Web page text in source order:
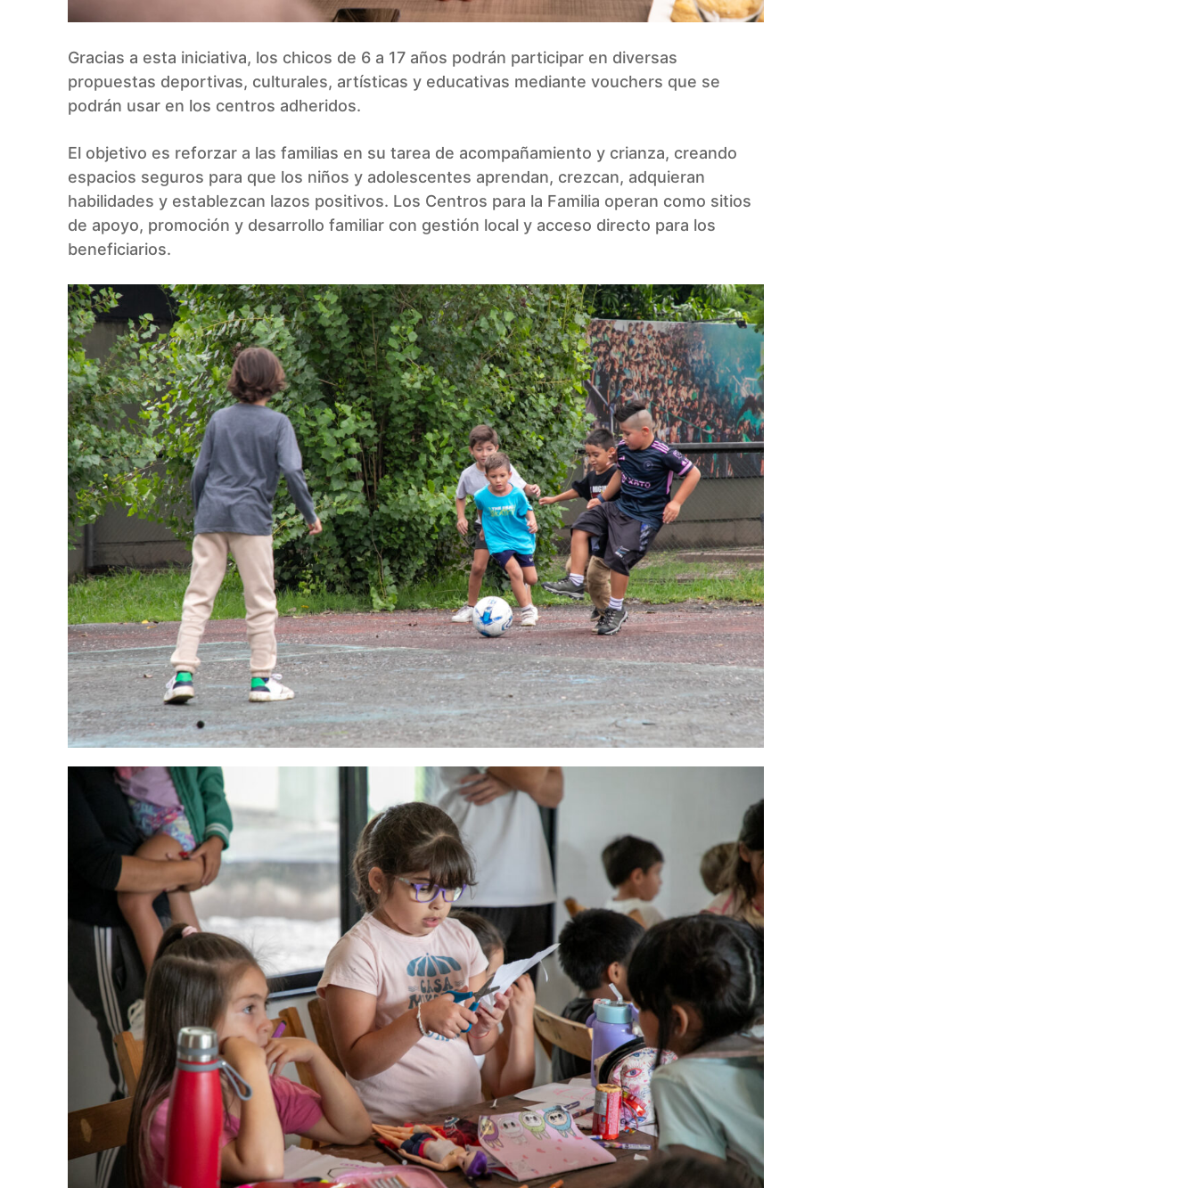
Gracias a esta iniciativa, los chicos de 6 a 17 años podrán participar en diversas
propuestas deportivas, culturales, artísticas y educativas mediante vouchers que se
podrán usar en los centros adheridos.
El objetivo es reforzar a las familias en su tarea de acompañamiento y crianza, creando
espacios seguros para que los niños y adolescentes aprendan, crezcan, adquieran
habilidades y establezcan lazos positivos. Los Centros para la Familia operan como sitios
de apoyo, promoción y desarrollo familiar con gestión local y acceso directo para los
beneficiarios.